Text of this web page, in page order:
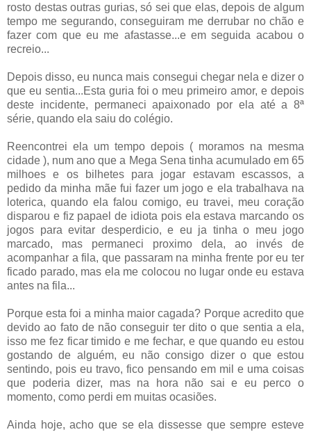
rosto destas outras gurias, só sei que elas, depois de algum
tempo me segurando, conseguiram me derrubar no chão e
fazer com que eu me afastasse...e em seguida acabou o
recreio...
Depois disso, eu nunca mais consegui chegar nela e dizer o
que eu sentia...Esta guria foi o meu primeiro amor, e depois
deste incidente, permaneci apaixonado por ela até a 8ª
série, quando ela saiu do colégio.
Reencontrei ela um tempo depois ( moramos na mesma
cidade ), num ano que a Mega Sena tinha acumulado em 65
milhoes e os bilhetes para jogar estavam escassos, a
pedido da minha mãe fui fazer um jogo e ela trabalhava na
loterica, quando ela falou comigo, eu travei, meu coração
disparou e fiz papael de idiota pois ela estava marcando os
jogos para evitar desperdicio, e eu ja tinha o meu jogo
marcado, mas permaneci proximo dela, ao invés de
acompanhar a fila, que passaram na minha frente por eu ter
ficado parado, mas ela me colocou no lugar onde eu estava
antes na fila...
Porque esta foi a minha maior cagada? Porque acredito que
devido ao fato de não conseguir ter dito o que sentia a ela,
isso me fez ficar timido e me fechar, e que quando eu estou
gostando de alguém, eu não consigo dizer o que estou
sentindo, pois eu travo, fico pensando em mil e uma coisas
que poderia dizer, mas na hora não sai e eu perco o
momento, como perdi em muitas ocasiões.
Ainda hoje, acho que se ela dissesse que sempre esteve